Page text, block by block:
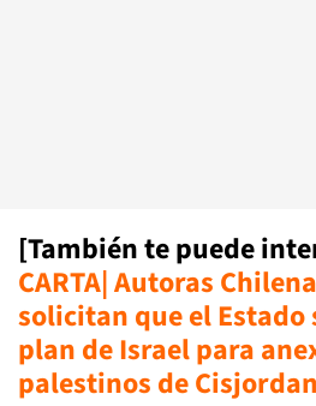
[También te puede
CARTA| Autoras
solicitan que el Estado
plan de Israel para
palestinos de